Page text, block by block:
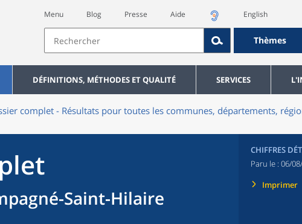
Menu Blog Presse Aide English
Thèmes
DÉFINITIONS, MÉTHODES ET QUALITÉ SERVICES
complet - Résultats pour toutes les communes, départements,
Saint-Hilaire
CHIFFRES
Paru le : 06/
Imprimer